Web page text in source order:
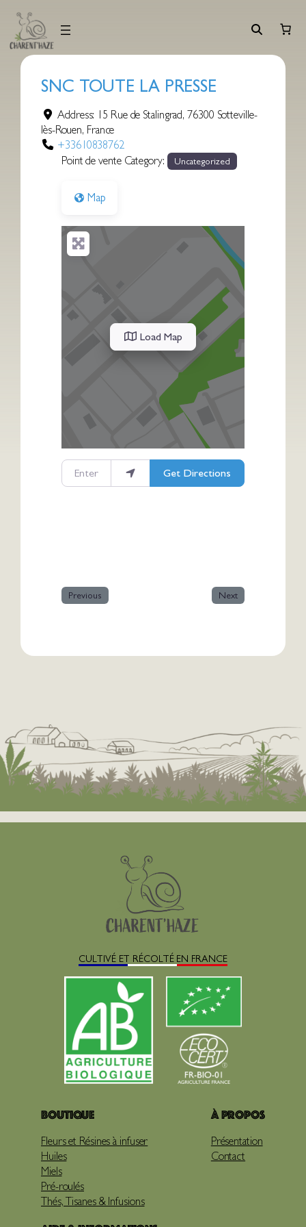
contenu
SNC TOUTE LA PRESSE
Address: 15 Rue de Stalingrad,76300 Sotteville-
lès-Rouen, France
+33610838762
Point de vente Category:
Uncategorized
Map
Load Map
Enter your location
Get Directions
Previous Next
CULTIVÉ ET RÉCOLTÉ EN FRANCE
Boutique
Fleurs et Résines à infuser
Huiles
Miels
Pré-roulés
Thés, Tisanes & Infusions
À propos
Présentation
Contact